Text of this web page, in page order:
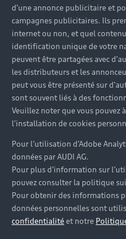
?
pas
le Partenaire Audi
d'une annonce publicitaire et
campagnes publicitaires. Ils
internet ou non, et quel
identification unique de votre
peuvent être partagées avec
les distributeurs et les
peut vous être présenté sur
sont souvent liés à des
Veuillez noter que vous
l'installation de cookies
Pour l’utilisation d’Adobe
données par AUDI AG.
Pour plus d’information sur
pouvez consulter la politique
Pour obtenir des informations
données personnelles sont
confidentialitéet notre